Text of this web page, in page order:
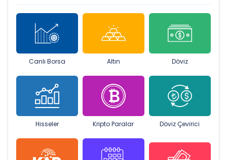
Canlı Borsa Altın Döviz
Hisseler Kripto Paralar Döviz Çevirici